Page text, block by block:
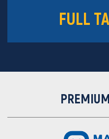
FULL
PREMIUM